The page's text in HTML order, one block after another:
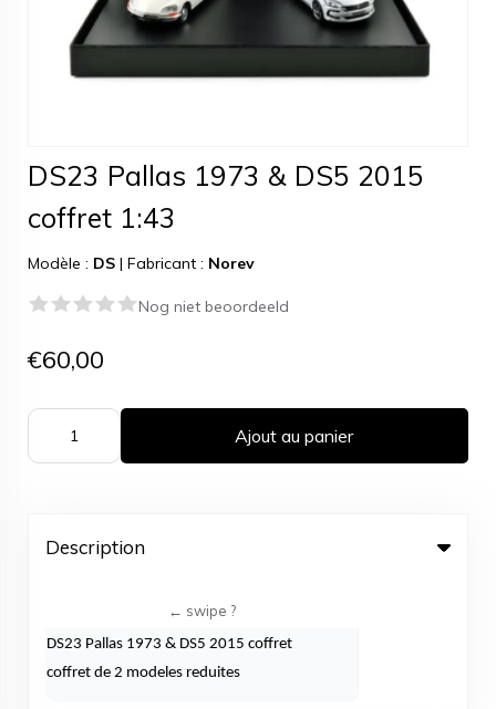
DS23 Pallas 1973 & DS5 2015
coffret 1:43
Modèle : DS | Fabricant : Norev
Nog niet beoordeeld
€60,00
Ajout au panier
Description
DS23 Pallas 1973 & DS5 2015 coffret
coffret de 2 modeles reduites